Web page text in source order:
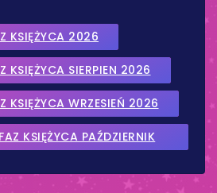
KSIĘŻYCA 2026
KSIĘŻYCA SIERPIEN 2026
KSIĘŻYCA WRZESIEŃ 2026
KSIĘŻYCA PAŹDZIERNIK